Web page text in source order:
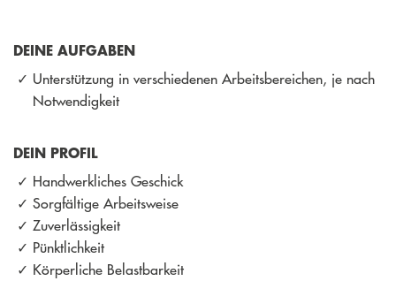
DEINE AUFGABEN
Unterstützung in verschiedenen Arbeitsbereichen, je nach
Notwendigkeit
DEIN PROFIL
Handwerkliches Geschick
Sorgfältige Arbeitsweise
Zuverlässigkeit
Pünktlichkeit
Körperliche Belastbarkeit